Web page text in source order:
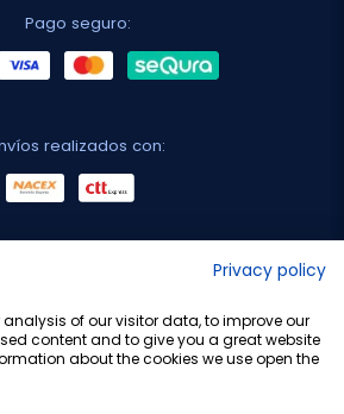
Pago seguro:
realizados con:
Privacy policy
of our visitor data, to improve our
content and to give you a great website
about the cookies we use open the